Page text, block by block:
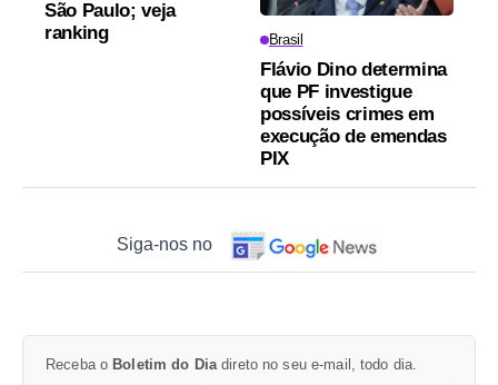
São Paulo; veja
ranking
Brasil
Flávio Dino determina
que PF investigue
possíveis crimes em
execução de emendas
PIX
Siga-nos no
Receba o Boletim do Dia direto no seu e-mail, todo dia.